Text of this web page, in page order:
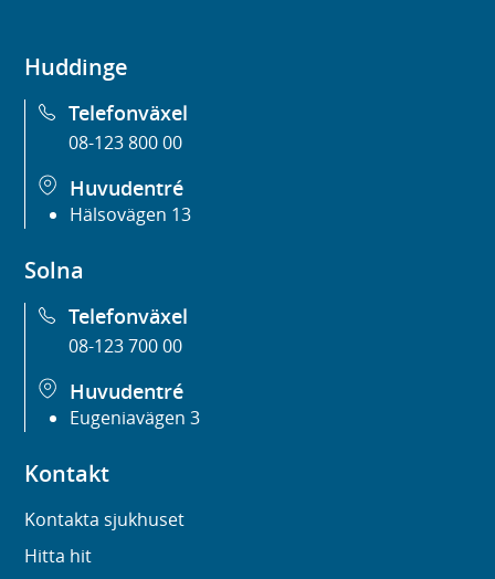
Huddinge
Telefonväxel
08-123 800 00
Huvudentré
Hälsovägen 13
Solna
Telefonväxel
08-123 700 00
Huvudentré
Eugeniavägen 3
Kontakt
Kontakta sjukhuset
Hitta hit